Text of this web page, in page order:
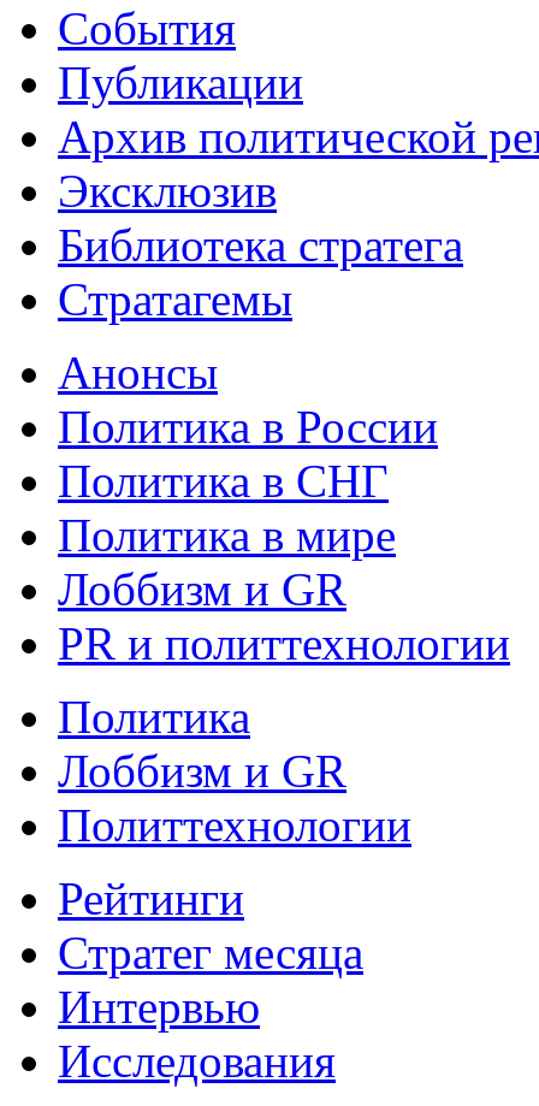
События
Публикации
Архив политической
Эксклюзив
Библиотека стратега
Стратагемы
Анонсы
Политика в России
Политика в СНГ
Политика в мире
Лоббизм и GR
PR и политтехнологии
Политика
Лоббизм и GR
Политтехнологии
Рейтинги
Стратег месяца
Интервью
Исследования